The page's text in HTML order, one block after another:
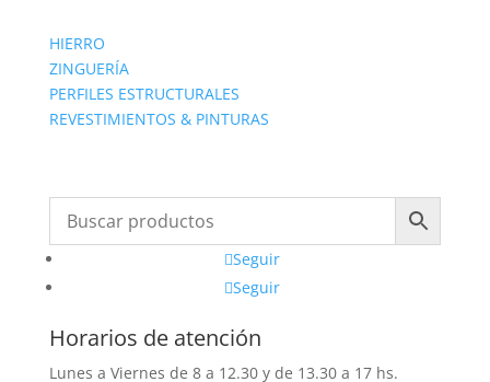
HIERRO
ZINGUERÍA
PERFILES ESTRUCTURALES
REVESTIMIENTOS & PINTURAS
Seguir
Seguir
Horarios de atención
Lunes a Viernes de 8 a 12.30 y de 13.30 a 17 hs.